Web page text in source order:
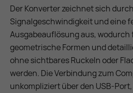
Der Konverter zeichnet sich
Signalgeschwindigkeit und eine
Ausgabeauflösung aus, wodurch
geometrische Formen und
ohne sichtbares Ruckeln oder
werden. Die Verbindung zum
unkompliziert über den USB-